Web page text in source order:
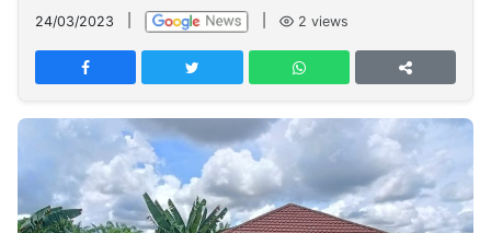
Network
PT
TREETAN
INDONESIA
Partner
24/03/2023 2 views